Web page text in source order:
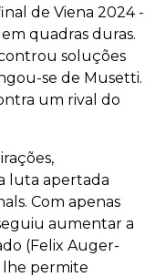
de Viena 2024 -
quadras duras.
soluções
se de Musetti.
um rival do
luta apertada
Com apenas
aumentar a
(Felix Auger-
lhe permite